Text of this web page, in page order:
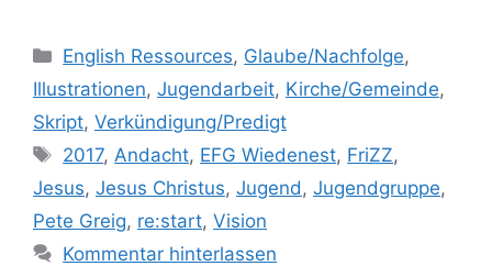
Kategorien
English Ressources, Glaube/Nachfolge,
Illustrationen, Jugendarbeit, Kirche/Gemeinde,
Skript, Verkündigung/Predigt
Schlagwörter
2017,Andacht, EFG Wiedenest, FriZZ,
Jesus, Jesus Christus, Jugend, Jugendgruppe,
Pete Greig, re:start, Vision
Kommentar hinterlassen